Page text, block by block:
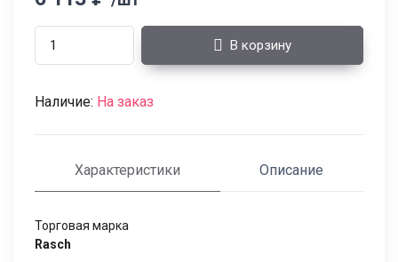
В корзину
Наличие: На заказ
Характеристики Описание
Торговая марка
Rasch